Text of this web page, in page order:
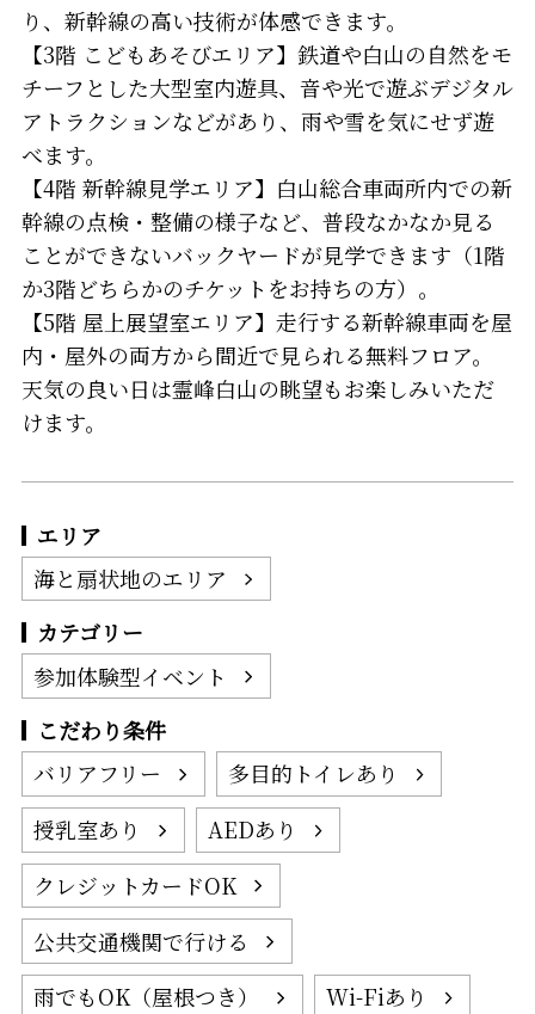
り、新幹線の高い技術が体感できます。
【3階 こどもあそびエリア】鉄道や白山の自然をモ
チーフとした大型室内遊具、音や光で遊ぶデジタル
アトラクションなどがあり、雨や雪を気にせず遊
べます。
【4階 新幹線見学エリア】白山総合車両所内での新
幹線の点検・整備の様子など、普段なかなか見る
ことができないバックヤードが見学できます（1階
か3階どちらかのチケットをお持ちの方）。
【5階 屋上展望室エリア】走行する新幹線車両を屋
内・屋外の両方から間近で見られる無料フロア。
天気の良い日は霊峰白山の眺望もお楽しみいただ
けます。
エリア
海と扇状地のエリア
カテゴリー
参加体験型イベント
こだわり条件
バリアフリー
多目的トイレあり
授乳室あり
AEDあり
クレジットカードOK
公共交通機関で行ける
雨でもOK（屋根つき）
Wi-Fiあり